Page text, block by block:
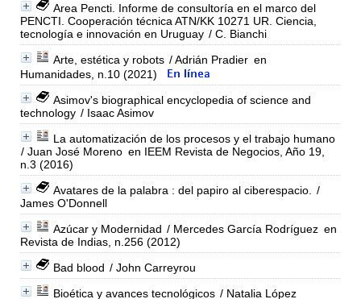
Area Pencti. Informe de consultoría en el marco del
PENCTI. Cooperación técnica ATN/KK 10271 UR. Ciencia,
tecnología e innovación en Uruguay / C. Bianchi
Arte, estética y robots / Adrián Pradier en
Humanidades, n.10 (2021)
Asimov's biographical encyclopedia of science and
technology / Isaac Asimov
La automatización de los procesos y el trabajo humano
/ Juan José Moreno en IEEM Revista de Negocios, Año 19,
n.3 (2016)
Avatares de la palabra : del papiro al ciberespacio.
/
James O'Donnell
Azúcar y Modernidad / Mercedes García Rodríguez en
Revista de Indias, n.256 (2012)
Bad blood / John Carreyrou
Bioética y avances tecnológicos / Natalia López